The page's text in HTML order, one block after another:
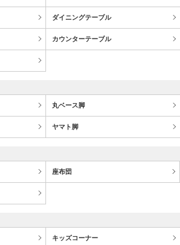
ダイニングテーブル
カウンターテーブル
丸ベース脚
ヤマト脚
座布団
キッズコーナー